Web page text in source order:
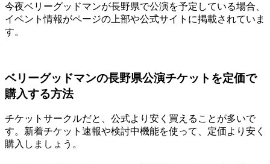
今夜ベリーグッドマンが長野県で公演を予定している場合、
イベント情報がページの上部や公式サイトに掲載されていま
す。
ベリーグッドマンの長野県公演チケットを定価で
購入する方法
チケットサークルだと、公式より安く買えることが多いで
す。新着チケット速報や検討中機能を使って、定価より安く
購入しましょう。